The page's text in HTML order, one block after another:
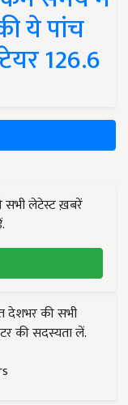
ये पांच
126.6
सभी लेटेस्ट ख़बरें
देशभर की सभी
की सदस्यता लें.